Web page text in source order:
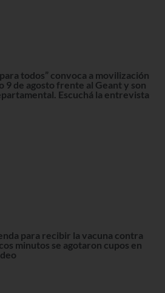
todos” convoca a movilización
9 de agosto frente al Geant y son
Escuchá la entrevista
para recibir la vacuna contra
minutos se agotaron cupos en